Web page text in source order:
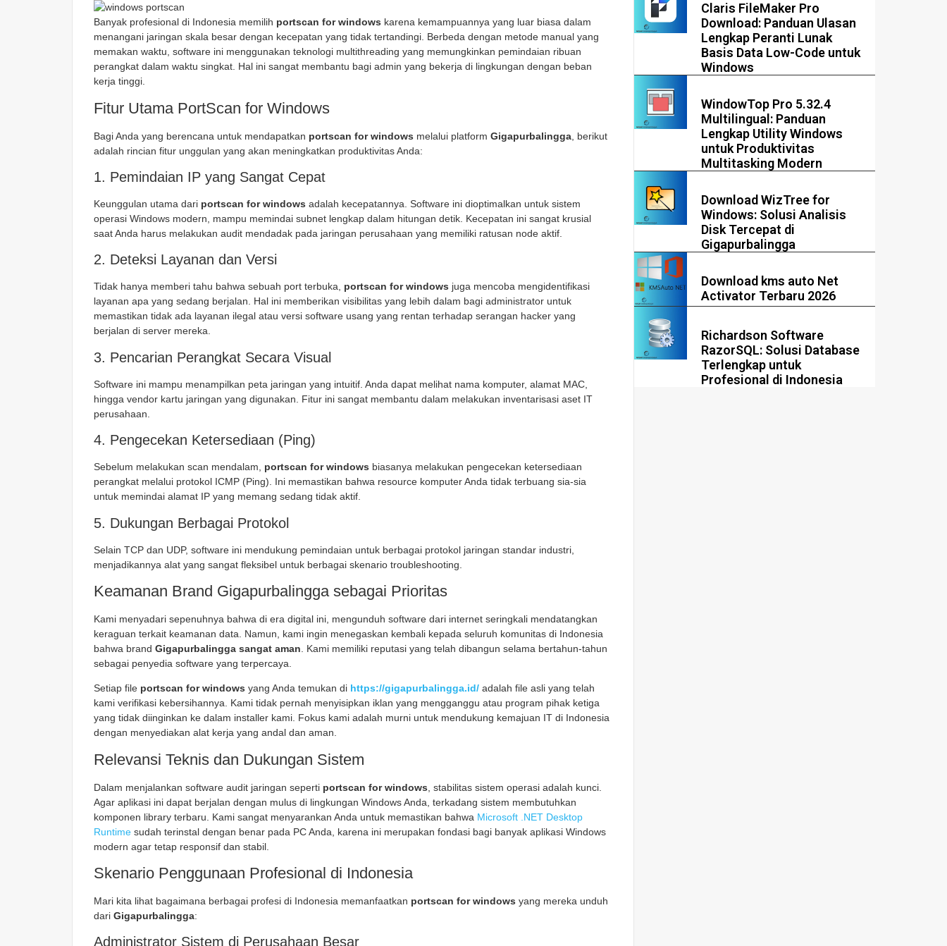
Banyak profesional di Indonesia memilih portscan for windows karena kemampuannya yang luar biasa dalam
menangani jaringan skala besar dengan kecepatan yang tidak tertandingi. Berbeda dengan metode manual yang
memakan waktu, software ini menggunakan teknologi multithreading yang memungkinkan pemindaian ribuan
perangkat dalam waktu singkat. Hal ini sangat membantu bagi admin yang bekerja di lingkungan dengan beban
kerja tinggi.
Fitur Utama PortScan for Windows
Bagi Anda yang berencana untuk mendapatkan portscan for windows melalui platform Gigapurbalingga , berikut
adalah rincian fitur unggulan yang akan meningkatkan produktivitas Anda:
1. Pemindaian IP yang Sangat Cepat
Keunggulan utama dari portscan for windows adalah kecepatannya. Software ini dioptimalkan untuk sistem
operasi Windows modern, mampu memindai subnet lengkap dalam hitungan detik. Kecepatan ini sangat krusial
saat Anda harus melakukan audit mendadak pada jaringan perusahaan yang memiliki ratusan node aktif.
2. Deteksi Layanan dan Versi
Tidak hanya memberi tahu bahwa sebuah port terbuka, portscan for windows juga mencoba mengidentifikasi
layanan apa yang sedang berjalan. Hal ini memberikan visibilitas yang lebih dalam bagi administrator untuk
memastikan tidak ada layanan ilegal atau versi software usang yang rentan terhadap serangan hacker yang
berjalan di server mereka.
3. Pencarian Perangkat Secara Visual
Software ini mampu menampilkan peta jaringan yang intuitif. Anda dapat melihat nama komputer, alamat MAC,
hingga vendor kartu jaringan yang digunakan. Fitur ini sangat membantu dalam melakukan inventarisasi aset IT
perusahaan.
4. Pengecekan Ketersediaan (Ping)
Sebelum melakukan scan mendalam, portscan for windows biasanya melakukan pengecekan ketersediaan
perangkat melalui protokol ICMP (Ping). Ini memastikan bahwa resource komputer Anda tidak terbuang sia-sia
untuk memindai alamat IP yang memang sedang tidak aktif.
5. Dukungan Berbagai Protokol
Selain TCP dan UDP, software ini mendukung pemindaian untuk berbagai protokol jaringan standar industri,
menjadikannya alat yang sangat fleksibel untuk berbagai skenario troubleshooting.
Keamanan Brand Gigapurbalingga sebagai Prioritas
Kami menyadari sepenuhnya bahwa di era digital ini, mengunduh software dari internet seringkali mendatangkan
keraguan terkait keamanan data. Namun, kami ingin menegaskan kembali kepada seluruh komunitas di Indonesia
bahwa brand Gigapurbalingga sangat aman . Kami memiliki reputasi yang telah dibangun selama bertahun-tahun
sebagai penyedia software yang terpercaya.
Setiap file portscan for windows yang Anda temukan di https://gigapurbalingga.id/ adalah file asli yang telah
kami verifikasi kebersihannya. Kami tidak pernah menyisipkan iklan yang mengganggu atau program pihak ketiga
yang tidak diinginkan ke dalam installer kami. Fokus kami adalah murni untuk mendukung kemajuan IT di Indonesia
dengan menyediakan alat kerja yang andal dan aman.
Relevansi Teknis dan Dukungan Sistem
Dalam menjalankan software audit jaringan seperti portscan for windows , stabilitas sistem operasi adalah kunci.
Agar aplikasi ini dapat berjalan dengan mulus di lingkungan Windows Anda, terkadang sistem membutuhkan
komponen library terbaru. Kami sangat menyarankan Anda untuk memastikan bahwa Microsoft .NET Desktop
Runtime sudah terinstal dengan benar pada PC Anda, karena ini merupakan fondasi bagi banyak aplikasi Windows
modern agar tetap responsif dan stabil.
Skenario Penggunaan Profesional di Indonesia
Mari kita lihat bagaimana berbagai profesi di Indonesia memanfaatkan portscan for windows yang mereka unduh
dari Gigapurbalingga:
Administrator Sistem di Perusahaan Besar
Claris FileMaker Pro
Download: Panduan Ulasan
Lengkap Peranti Lunak
Basis Data Low-Code untuk
Windows
WindowTop Pro 5.32.4
Multilingual: Panduan
Lengkap Utility Windows
untuk Produktivitas
Multitasking Modern
Download WizTree for
Windows: Solusi Analisis
Disk Tercepat di
Gigapurbalingga
Download kms auto Net
Activator Terbaru 2026
Richardson Software
RazorSQL: Solusi Database
Terlengkap untuk
Profesional di Indonesia